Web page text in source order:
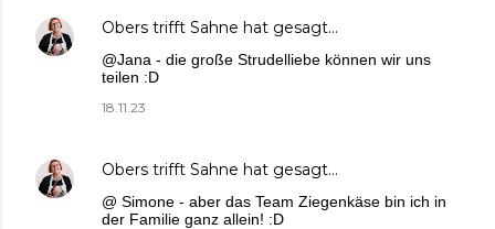
Obers trifft Sahne hat gesagt…
@Jana - die große Strudelliebe können wir uns
teilen :D
18.11.23
Obers trifft Sahne hat gesagt…
@ Simone - aber das Team Ziegenkäse bin ich in
der Familie ganz allein! :D